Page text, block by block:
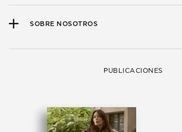
SOBRE NOSOTROS
PUBLICACIONES